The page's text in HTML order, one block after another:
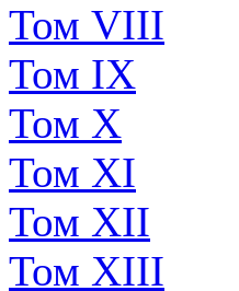
Том VIII
Том IX
Том X
Том XI
Том XII
Том XIII